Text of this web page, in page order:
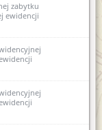
zabytku
ewidencji